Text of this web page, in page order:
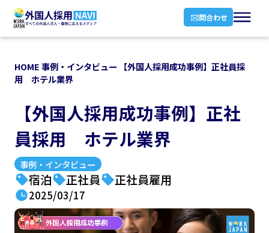
問合わせ
HOME事例・インタビュー
【外国人採用成功事例】正社員採
用 ホテル業界
【外国人採用成功事例】正社
員採用 ホテル業界
事例・インタビュー
宿泊 正社員 正社員雇用
2025/03/17